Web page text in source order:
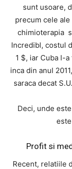
sunt usoare,
precum cele
chimioterapia
Incredibl, costul
1 $, iar Cuba l-
inca din anul
saraca decat
Deci, unde
Profit si
Recent, relatiile